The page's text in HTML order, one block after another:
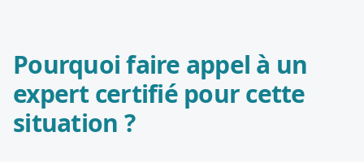
Pourquoi faire appel à un
expert certifié pour cette
situation ?